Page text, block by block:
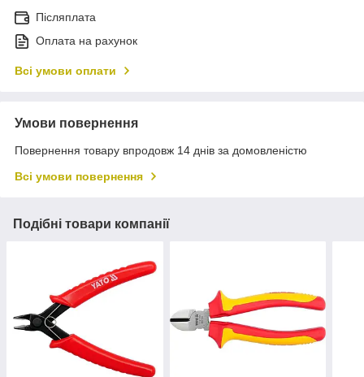
Післяплата
Оплата на рахунок
Всі умови оплати
Умови повернення
Повернення товару впродовж 14 днів за домовленістю
Всі умови повернення
Подібні товари компанії